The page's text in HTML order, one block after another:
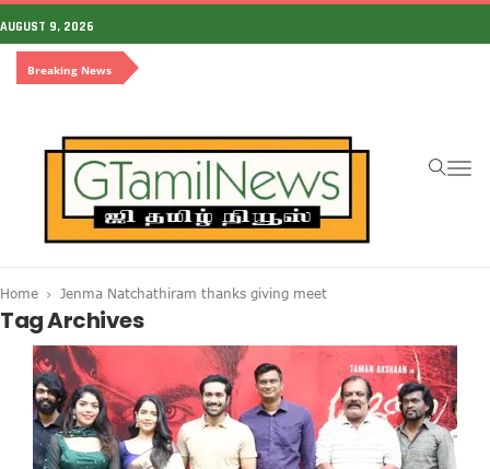
AUGUST 9, 2026
Breaking News
Home Jenma Natchathiram thanks giving meet
Tag Archives